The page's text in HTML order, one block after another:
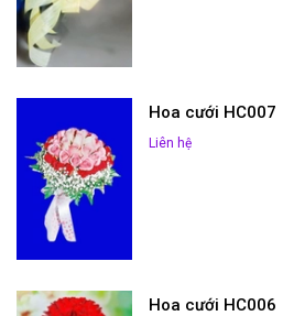
Hoa cưới HC007
Liên hệ
Hoa cưới HC006